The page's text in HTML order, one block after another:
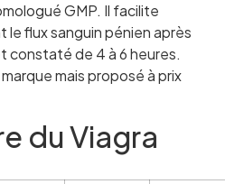
GMP. Il facilite
flux sanguin pénien après
constaté de 4 à 6 heures.
mais proposé à prix
du Viagra